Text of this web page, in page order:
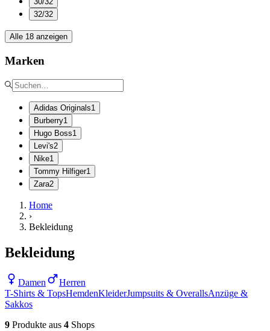
32/32
Alle 18 anzeigen
Marken
Adidas Originals1
Burberry1
Hugo Boss1
Levi's2
Nike1
Tommy Hilfiger1
Zara2
Home
›
Bekleidung
Bekleidung
Damen
Herren
T-Shirts & TopsHemdenKleiderJumpsuits & OverallsAnzüge &
Sakkos
9 Produkte aus 4 Shops